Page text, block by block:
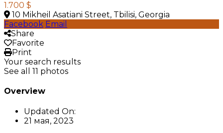
1.700 $
10 Mikheil Asatiani Street, Tbilisi, Georgia
Facebook Email
Share
Favorite
Print
Your search results
See all 11 photos
Overview
Updated On:
21 мая, 2023